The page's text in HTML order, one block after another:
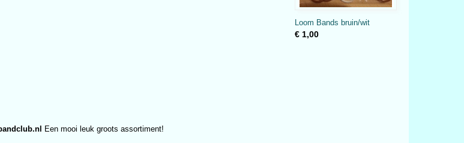
Loom Bands bruin/wit
€ 1,00
Een mooi leuk groots assortiment!